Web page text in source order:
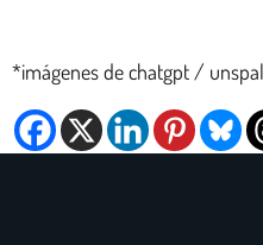
*imágenes de chatgpt /